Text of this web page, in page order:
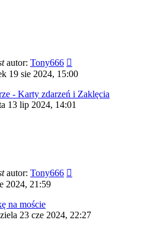
autor: Tony666
19 sie 2024, 15:00
- Karty zdarzeń i Zaklęcia
13 lip 2024, 14:01
autor: Tony666
2024, 21:59
na moście
23 cze 2024, 22:27